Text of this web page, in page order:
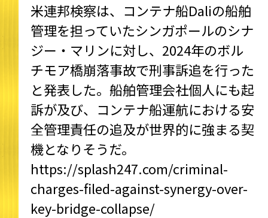
米連邦検察は、コンテナ船Daliの船舶
管理を担っていたシンガポールのシナ
ジー・マリンに対し、2024年のボル
チモア橋崩落事故で刑事訴追を行った
と発表した。船舶管理会社個人にも起
訴が及び、コンテナ船運航における安
全管理責任の追及が世界的に強まる契
機となりそうだ。
https://splash247.com/criminal-
charges-filed-against-synergy-over-
key-bridge-collapse/